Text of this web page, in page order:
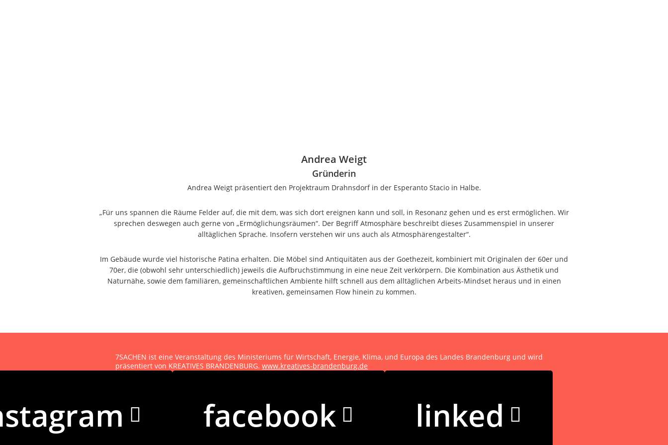
Andrea Weigt
Gründerin
Andrea Weigt präsentiert den Projektraum Drahnsdorf in der Esperanto Stacio in Halbe.
„Für uns spannen die Räume Felder auf, die mit dem, was sich dort ereignen kann und soll, in Resonanz gehen und es erst ermöglichen. Wir
sprechen deswegen auch gerne von „Ermöglichungsräumen“. Der Begriff Atmosphäre beschreibt dieses Zusammenspiel in unserer
alltäglichen Sprache. Insofern verstehen wir uns auch als Atmosphärengestalter“.
Im Gebäude wurde viel historische Patina erhalten. Die Möbel sind Antiquitäten aus der Goethezeit, kombiniert mit Originalen der 60er und
70er, die (obwohl sehr unterschiedlich) jeweils die Aufbruchstimmung in eine neue Zeit verkörpern. Die Kombination aus Ästhetik und
Naturnähe, sowie dem familiären, gemeinschaftlichen Ambiente hilft schnell aus dem alltäglichen Arbeits-Mindset heraus und in einen
kreativen, gemeinsamen Flow hinein zu kommen.
7SACHEN ist eine Veranstaltung des Ministeriums für Wirtschaft, Energie, Klima, und Europa des Landes Brandenburg und wird
präsentiert von KREATIVES BRANDENBURG.www.kreatives-brandenburg.de
Impressum
facebook linked